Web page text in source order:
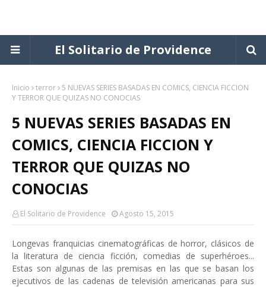
El Solitario de Providence
Inicio terror 5 NUEVAS SERIES BASADAS EN COMICS, CIENCIA FICCION
Y TERROR QUE QUIZAS NO CONOCIAS
5 NUEVAS SERIES BASADAS EN
COMICS, CIENCIA FICCION Y
TERROR QUE QUIZAS NO
CONOCIAS
El Solitario de Providence Agosto 15, 2015
Longevas franquicias cinematográficas de horror, clásicos de
la literatura de ciencia ficción, comedias de superhéroes...
Estas son algunas de las premisas en las que se basan los
ejecutivos de las cadenas de televisión americanas para sus